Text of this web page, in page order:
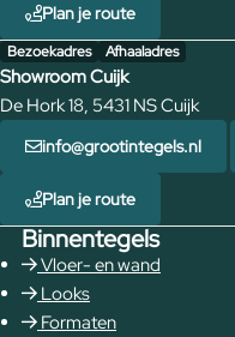
Plan je route
Bezoekadres Afhaaladres
Showroom Cuijk
De Hork 18, 5431 NS Cuijk
info@grootintegels.nl
Plan je route
Binnentegels
Vloer- en wand
Looks
Formaten